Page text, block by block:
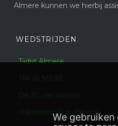
Almere kunnen we hierbij
WEDSTRIJDEN
Tijdrit Almere
TRI ALMERE
De 30 van Almere
Halloween Run Almere
We